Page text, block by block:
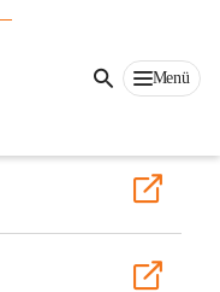
Menü